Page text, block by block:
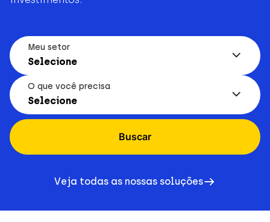
Meu setor
Selecione
O que você precisa
Selecione
Buscar
Veja todas as nossas soluções